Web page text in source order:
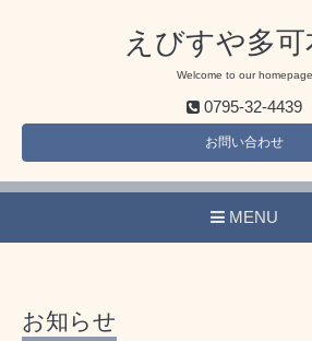
えびすや多可
Welcome to our homepage
0795-32-4439
お問い合わせ
MENU
お知らせ